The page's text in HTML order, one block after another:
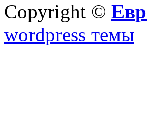
Copyright ©
wordpress темы